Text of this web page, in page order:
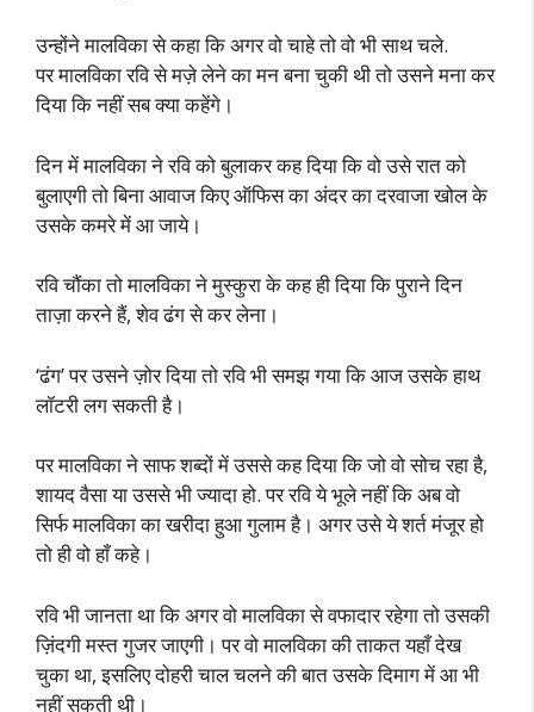
उन्होंने मालविका से कहा कि अगर वो चाहे तो वो भी साथ चले.
पर मालविका रवि से मज़े लेने का मन बना चुकी थी तो उसने मना कर
दिया कि नहीं सब क्या कहेंगे।
दिन में मालविका ने रवि को बुलाकर कह दिया कि वो उसे रात को
बुलाएगी तो बिना आवाज किए ऑफिस का अंदर का दरवाजा खोल के
उसके कमरे में आ जाये।
रवि चौंका तो मालविका ने मुस्कुरा के कह ही दिया कि पुराने दिन
ताज़ा करने हैं, शेव ढंग से कर लेना।
‘ढंग’ पर उसने ज़ोर दिया तो रवि भी समझ गया कि आज उसके हाथ
लॉटरी लग सकती है।
पर मालविका ने साफ शब्दों में उससे कह दिया कि जो वो सोच रहा है,
शायद वैसा या उससे भी ज्यादा हो. पर रवि ये भूले नहीं कि अब वो
सिर्फ मालविका का खरीदा हुआ गुलाम है। अगर उसे ये शर्त मंजूर हो
तो ही वो हाँ कहे।
रवि भी जानता था कि अगर वो मालविका से वफादार रहेगा तो उसकी
ज़िंदगी मस्त गुजर जाएगी। पर वो मालविका की ताकत यहाँ देख
चुका था, इसलिए दोहरी चाल चलने की बात उसके दिमाग में आ भी
नहीं सकती थी।